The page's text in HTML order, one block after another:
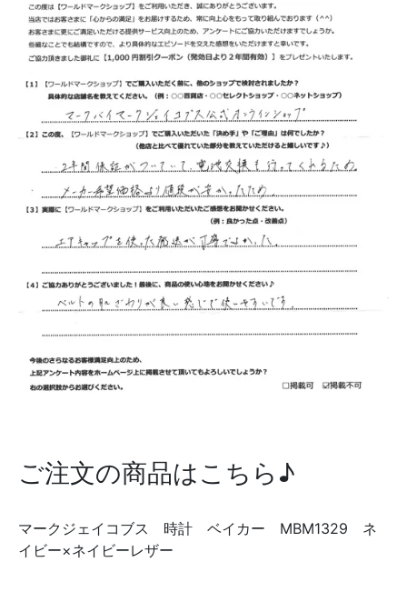
ご注文の商品はこちら♪
マークジェイコブス 時計 ベイカー MBM1329 ネ
イビー×ネイビーレザー